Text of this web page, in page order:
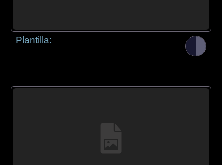
Plantilla: